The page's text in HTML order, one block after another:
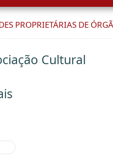
PROPRIETÁRIAS DE
Cultural